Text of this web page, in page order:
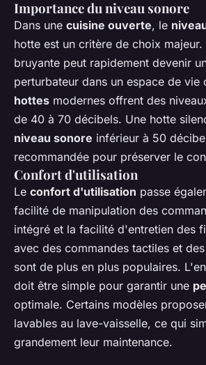
Importance du niveau sonore
Dans une cuisine ouverte, le
hotte est un critère de choix
bruyante peut rapidement devenir
perturbateur dans un espace de vie
hottes modernes offrent des
de 40 à 70 décibels. Une hotte
niveau sonore inférieur à 50
recommandée pour préserver le
Confort d'utilisation
Le confort d'utilisation passe
facilité de manipulation des
intégré et la facilité d'entretien des
avec des commandes tactiles et
sont de plus en plus populaires.
doit être simple pour garantir une
optimale. Certains modèles
lavables au lave-vaisselle, ce qui
grandement leur maintenance.